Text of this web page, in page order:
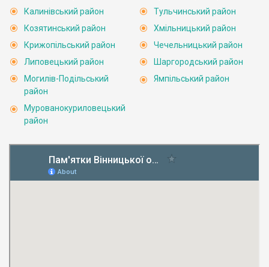
Калинівський район
Козятинський район
Крижопільський район
Липовецький район
Могилів-Подільський
район
Мурованокуриловецький
район
Тульчинський район
Хмільницький район
Чечельницький район
Шаргородський район
Ямпільський район